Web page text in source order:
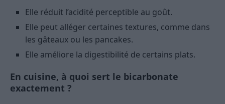
Elle réduit l’acidité perceptible au goût.
Elle peut alléger certaines textures, comme dans
les gâteaux ou les pancakes.
Elle améliore la digestibilité de certains plats.
En cuisine, à quoi sert le bicarbonate
exactement ?